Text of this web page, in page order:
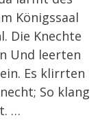
Königssaal
Die Knechte
Und leerten
Es klirrten
So klang
…